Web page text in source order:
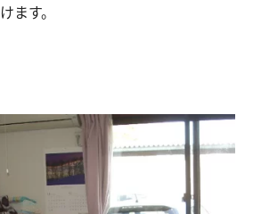
ます。